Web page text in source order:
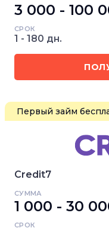
3 000 - 100
СРОК
1 - 180 дн.
Первый займ
Credit7
СУММА
1 000 - 30
СРОК